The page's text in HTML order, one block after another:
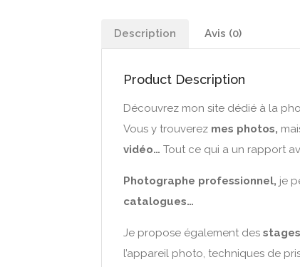
Description Avis (0)
Product Description
Découvrez mon site dédié à la
Vous y trouverez mes photos,
vidéo… Tout ce qui a un rapport
Photographe professionnel, je
catalogues…
Je propose également des stages
l’appareil photo, techniques de